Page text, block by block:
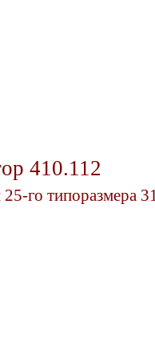
410.112
го типоразмера